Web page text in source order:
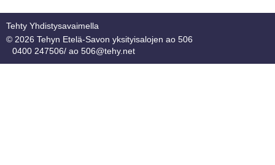
Tehty Yhdistysavaimella
© 2026 Tehyn Etelä-Savon yksityisalojen ao 506
0400 247506/ ao 506@tehy.net